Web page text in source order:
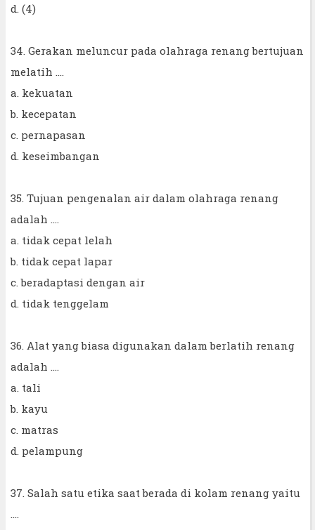
d. (4)
34. Gerakan meluncur pada olahraga renang bertujuan
melatih ....
a. kekuatan
b. kecepatan
c. pernapasan
d. keseimbangan
35. Tujuan pengenalan air dalam olahraga renang
adalah ....
a. tidak cepat lelah
b. tidak cepat lapar
c. beradaptasi dengan air
d. tidak tenggelam
36. Alat yang biasa digunakan dalam berlatih renang
adalah ....
a. tali
b. kayu
c. matras
d. pelampung
37. Salah satu etika saat berada di kolam renang yaitu